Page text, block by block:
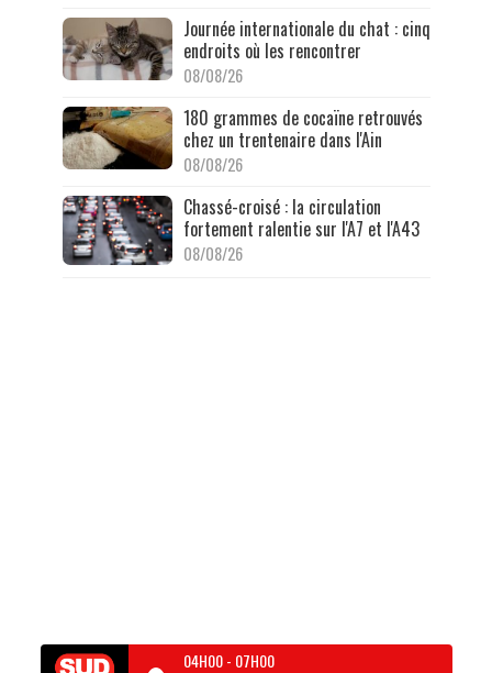
Journée internationale du chat : cinq
endroits où les rencontrer
08/08/26
180 grammes de cocaïne retrouvés
chez un trentenaire dans l'Ain
08/08/26
Chassé-croisé : la circulation
fortement ralentie sur l'A7 et l'A43
08/08/26
04H00- 07H00